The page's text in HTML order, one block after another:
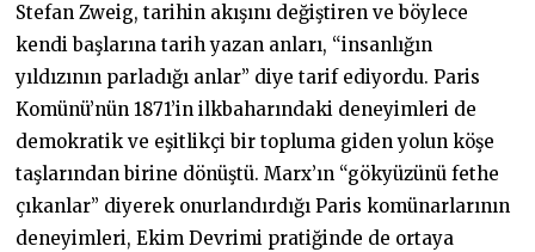
Stefan Zweig, tarihin akışını değiştiren ve böylece
kendi başlarına tarih yazan anları, “insanlığın
yıldızının parladığı anlar” diye tarif ediyordu. Paris
Komünü’nün 1871’in ilkbaharındaki deneyimleri de
demokratik ve eşitlikçi bir topluma giden yolun köşe
taşlarından birine dönüştü. Marx’ın “gökyüzünü fethe
çıkanlar” diyerek onurlandırdığı Paris komünarlarının
deneyimleri, Ekim Devrimi pratiğinde de ortaya